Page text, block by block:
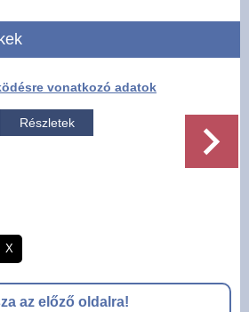
-
vonatkozó adatok
Részletek
X
az előző oldalra!